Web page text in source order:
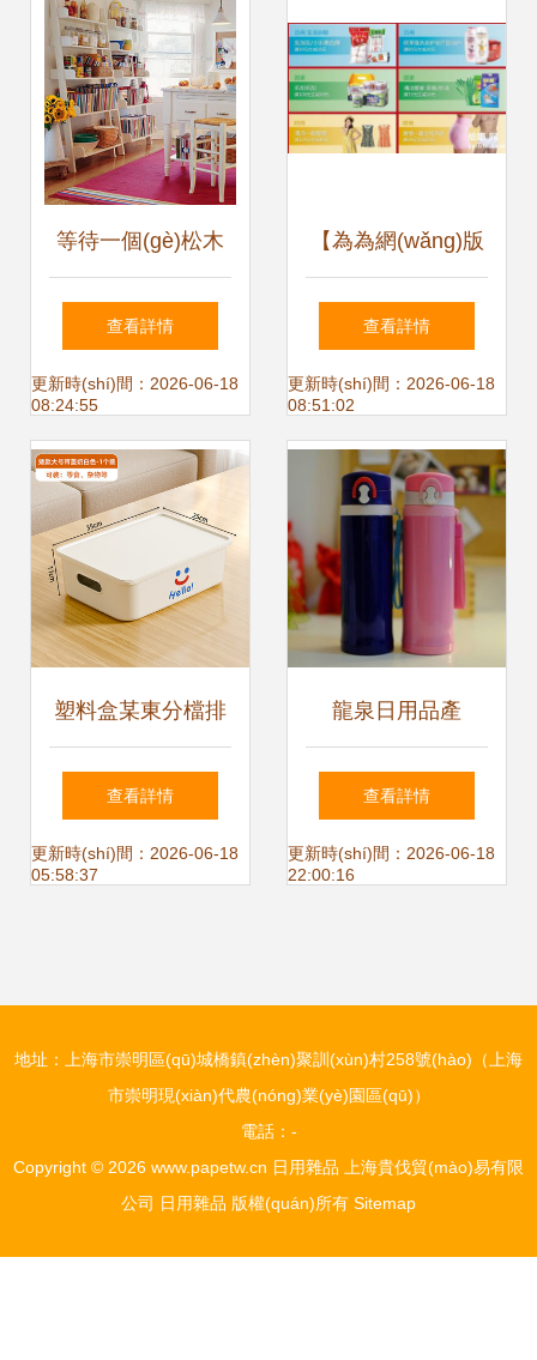
等待一個(gè)松木
的家——手繪衣櫥
上照片啦！牛牛和
羊羊的快樂裝修日
記（田園風(fēng)
格打造中）
查看詳情
更新時(shí)間：2026-06-18
08:24:55
【為為網(wǎng)版
主推薦】北京站八
月大促銷第一季 日
用雜品超值精選
查看詳情
更新時(shí)間：2026-06-18
08:51:02
塑料盒某東分檔排
行:24款高中低檔塑
料盒 日用雜品
查看詳情
更新時(shí)間：2026-06-18
05:58:37
龍泉日用品產
(chǎn)品與加盟店
日用雜品的品質
(jī)遇
查看詳情
更新時(shí)間：2026-06-18
22:00:16
地址：上海市崇明區(qū)城橋鎮(zhèn)聚訓(xùn)村258號(hào)（上海
市崇明現(xiàn)代農(nóng)業(yè)園區(qū)）
電話：-
Copyright © 2026 www.papetw.cn 日用雜品
上海貴伐貿(mào)易有限
公司 日用雜品 版權(quán)所有 Sitemap